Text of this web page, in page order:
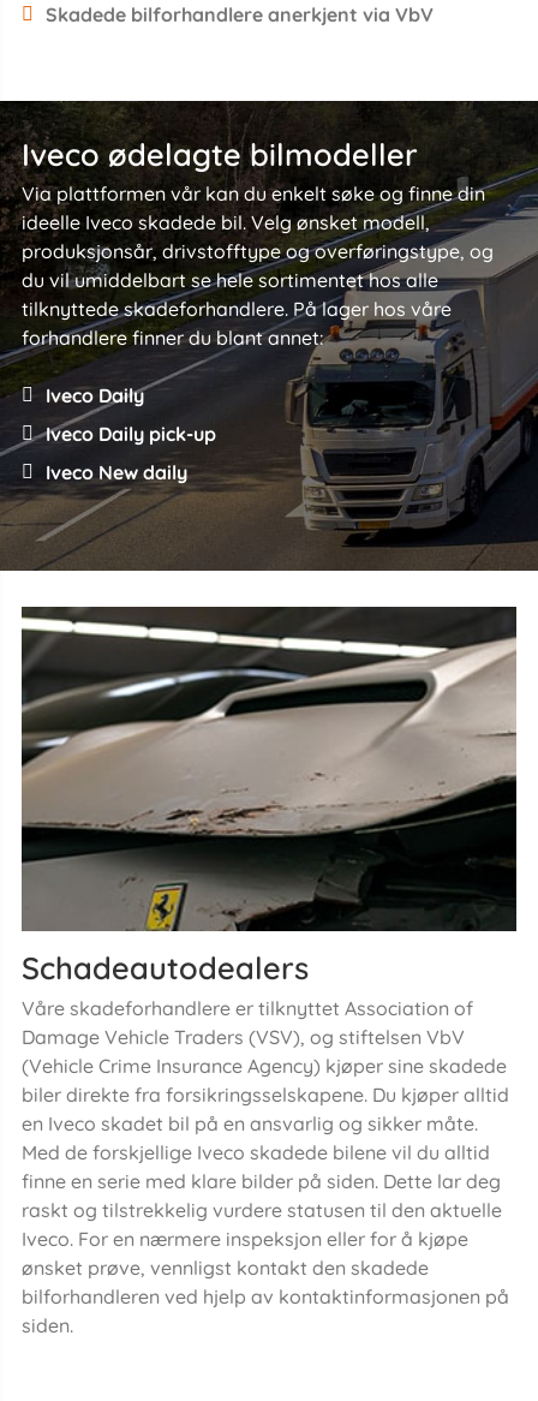
Skadede bilforhandlere anerkjent via VbV
Iveco ødelagte bilmodeller
Via plattformen vår kan du enkelt søke og finne din
ideelle Iveco skadede bil. Velg ønsket modell,
produksjonsår, drivstofftype og overføringstype, og
du vil umiddelbart se hele sortimentet hos alle
tilknyttede skadeforhandlere. På lager hos våre
forhandlere finner du blant annet:
Iveco Daily
Iveco Daily pick-up
Iveco New daily
Schadeautodealers
Våre skadeforhandlere er tilknyttet Association of
Damage Vehicle Traders (VSV), og stiftelsen VbV
(Vehicle Crime Insurance Agency) kjøper sine skadede
biler direkte fra forsikringsselskapene. Du kjøper alltid
en Iveco skadet bil på en ansvarlig og sikker måte.
Med de forskjellige Iveco skadede bilene vil du alltid
finne en serie med klare bilder på siden. Dette lar deg
raskt og tilstrekkelig vurdere statusen til den aktuelle
Iveco. For en nærmere inspeksjon eller for å kjøpe
ønsket prøve, vennligst kontakt den skadede
bilforhandleren ved hjelp av kontaktinformasjonen på
siden.